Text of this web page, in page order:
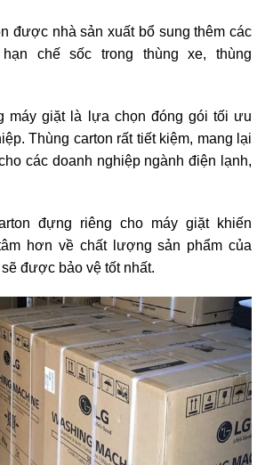
được nhà sản xuất bổ sung thêm các
chế sốc trong thùng xe, thùng
máy giặt là lựa chọn đóng gói tối ưu
Thùng carton rất tiết kiệm, mang lại
các doanh nghiệp ngành điện lạnh,
đựng riêng cho máy giặt khiến
hơn về chất lượng sản phẩm của
được bảo vệ tốt nhất.